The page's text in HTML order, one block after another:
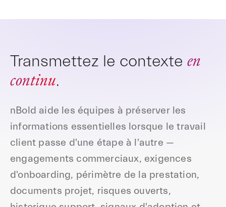
Transmettez le contexte en
continu.
nBold aide les équipes à préserver les
informations essentielles lorsque le travail
client passe d'une étape à l'autre —
engagements commerciaux, exigences
d'onboarding, périmètre de la prestation,
documents projet, risques ouverts,